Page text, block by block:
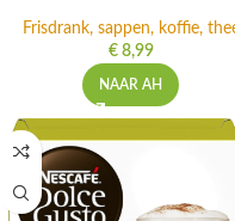
Frisdrank, sappen, koffie,
€8,99
NAAR AH